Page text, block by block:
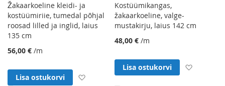
Žakaarkoeline kleidi- ja
kostüümiriie, tumedal põhjal
roosad lilled ja inglid, laius
135 cm
56,00 € /m
Lisa ostukorvi Lisa soovinimekirja
Kostüümikangas,
žakaarkoeline, valge-
mustakirju, laius 142 cm
48,00 € /m
Lisa ostukorvi